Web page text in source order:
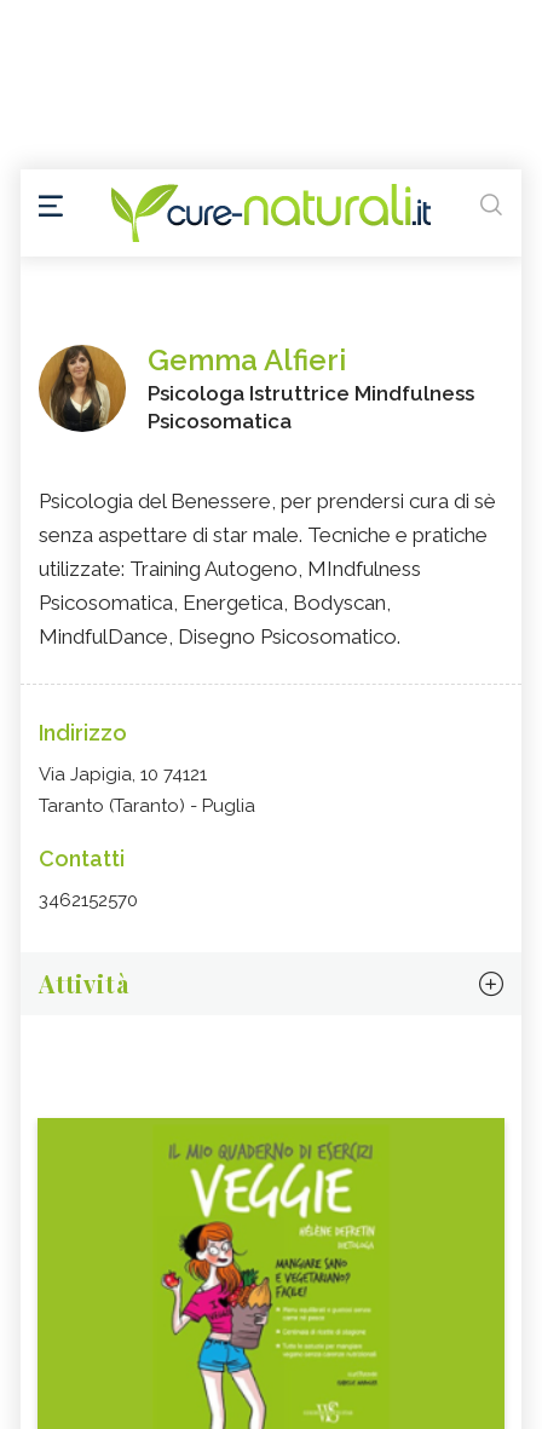
Gemma Alfieri
Psicologa Istruttrice Mindfulness
Psicosomatica
Psicologia del Benessere, per prendersi cura di sè
senza aspettare di star male. Tecniche e pratiche
utilizzate: Training Autogeno, MIndfulness
Psicosomatica, Energetica, Bodyscan,
MindfulDance, Disegno Psicosomatico.
Indirizzo
Via Japigia, 10 74121
Taranto (Taranto) - Puglia
Contatti
3462152570
Attività